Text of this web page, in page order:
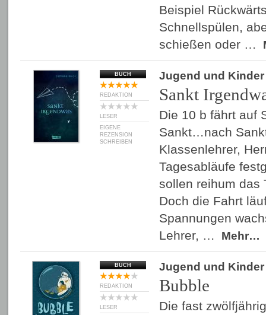
Beispiel
Schnellspülen,
schießen oder …
BUCH
REDAKTION
LESER
EIGENE
REZENSION
SCHREIBEN
Jugend und Kinder
Sankt
Die 10 b fährt auf
Sankt…nach
Klassenlehrer,
Tagesabläufe
sollen reihum das
Doch die Fahrt
Spannungen
Lehrer, …
Mehr…
BUCH
REDAKTION
LESER
Jugend und Kinder
Bubble
Die fast